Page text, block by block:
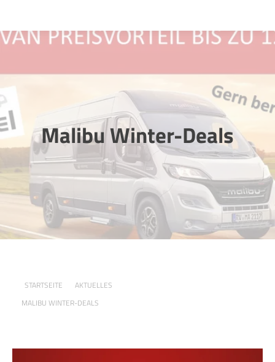
Werkstatt
Über uns
Kontakt
Malibu Winter-Deals
STARTSEITE
AKTUELLES
MALIBU WINTER-DEALS